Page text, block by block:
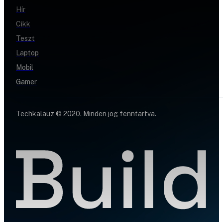
Hír
Cikk
Teszt
Laptop
Mobil
Gamer
Techkalauz © 2020. Minden jog fenntartva.